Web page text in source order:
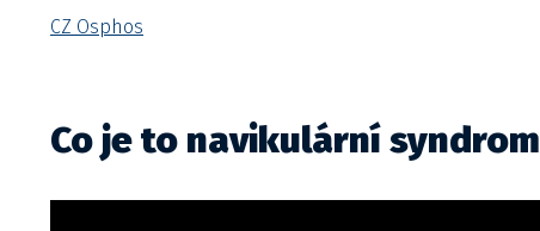
CZ Osphos
Co je to navikulární syndrom